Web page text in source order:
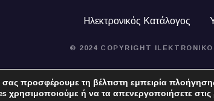
Ηλεκτρονικός Κατάλογος
© 2024 COPYRIGHT
προσφέρουμε τη βέλτιστη εμπειρία
χρησιμοποιούμε ή να τα απενεργοποιήσετε στις